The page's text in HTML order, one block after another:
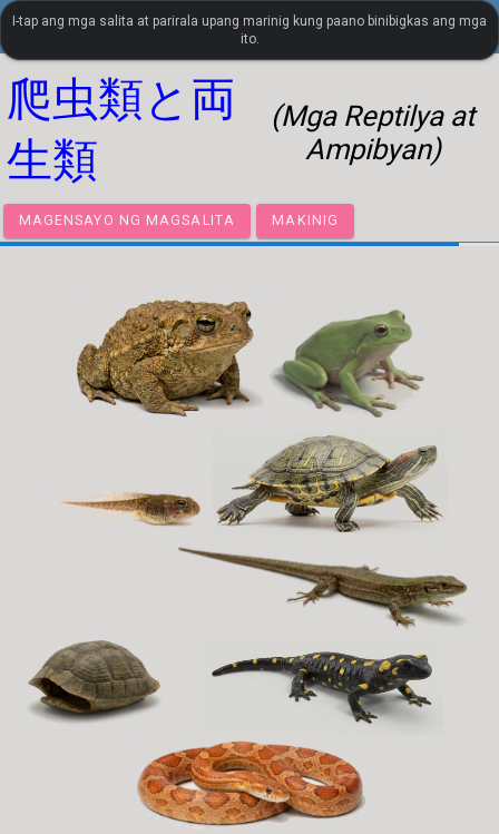
LanguageGuide.org•Visual Vocabulary ng Hapon settings
爬虫類と両
生類
(Mga Reptilya at
Ampibyan)
MAGENSAYO NG MAGSALITA MAKINIG
I-tap ang mga salita at parirala upang marinig kung paano binibigkas ang mga
ito.